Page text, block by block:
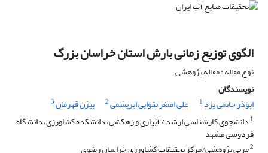
الگوی توزیع زمانی بارش استان خراسان بزرگ
نوع مقاله : مقاله پژوهشی
نویسندگان
ابوذر حاتمی یزد 1 علی اصغر تقوایی ابریشمی2 بیژن قهرمان3
1 دانشجوی کارشناسی ارشد / آبیاری و زهکشی، دانشکده کشاورزی، دانشگاه
فردوسی مشهد
2مربی پژوهشی/مرکز تحقیقات کشاورزی خراسان رضوی